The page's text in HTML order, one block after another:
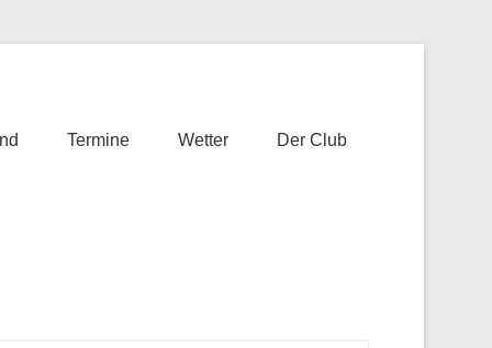
Termine Wetter Der Club